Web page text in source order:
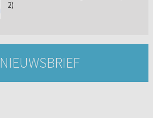
2)
NIEUWSBRIEF